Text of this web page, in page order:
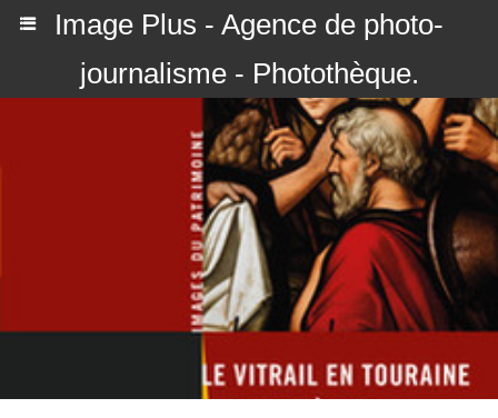
Image Plus - Agence de photo-
journalisme - Photothèque.